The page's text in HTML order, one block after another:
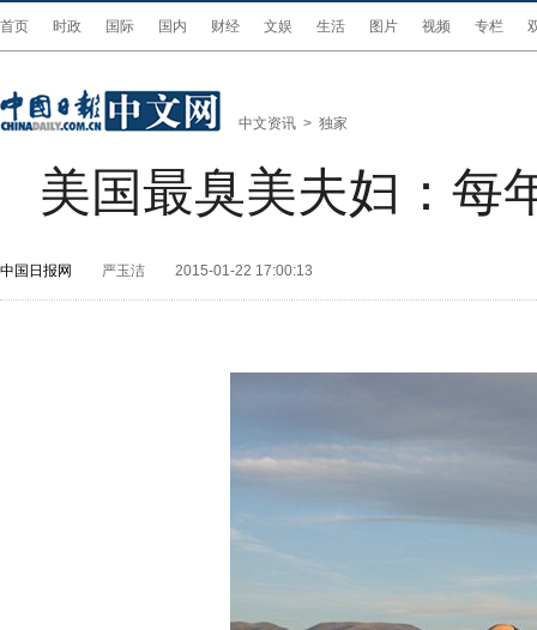
首页 时政 国际 国内 财经 文娱 生活 图片 视频 专栏
中文资讯 > 独家
美国最臭美夫妇：每
中国日报网 严玉洁 2015-01-22 17:00:13